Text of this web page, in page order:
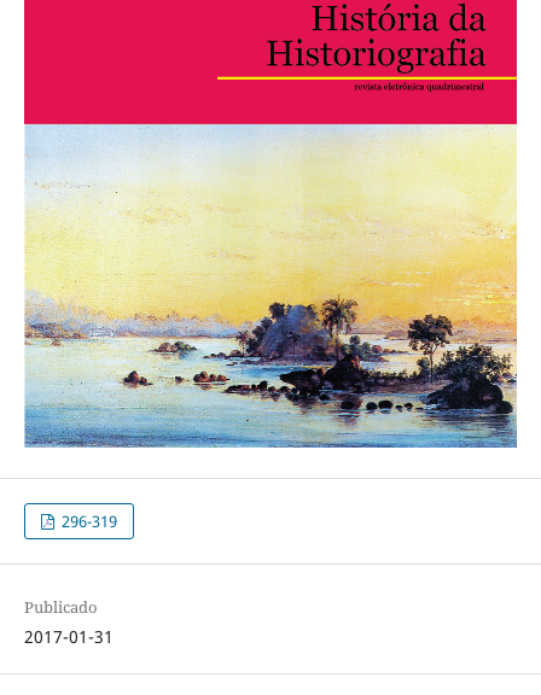
296-319
Publicado
2017-01-31